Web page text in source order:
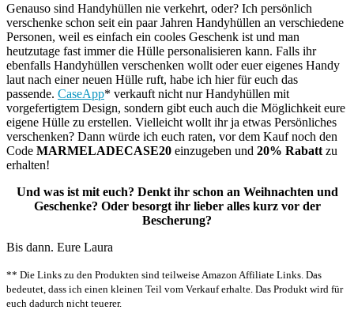
Genauso sind Handyhüllen nie verkehrt, oder? Ich persönlich
verschenke schon seit ein paar Jahren Handyhüllen an verschiedene
Personen, weil es einfach ein cooles Geschenk ist und man
heutzutage fast immer die Hülle personalisieren kann. Falls ihr
ebenfalls Handyhüllen verschenken wollt oder euer eigenes Handy
laut nach einer neuen Hülle ruft, habe ich hier für euch das
passende. CaseApp* verkauft nicht nur Handyhüllen mit
vorgefertigtem Design, sondern gibt euch auch die Möglichkeit eure
eigene Hülle zu erstellen. Vielleicht wollt ihr ja etwas Persönliches
verschenken? Dann würde ich euch raten, vor dem Kauf noch den
Code MARMELADECASE20 einzugeben und 20% Rabatt zu
erhalten!
Und was ist mit euch? Denkt ihr schon an Weihnachten und
Geschenke? Oder besorgt ihr lieber alles kurz vor der
Bescherung?
Bis dann. Eure Laura
** Die Links zu den Produkten sind teilweise Amazon Affiliate Links. Das
bedeutet, dass ich einen kleinen Teil vom Verkauf erhalte. Das Produkt wird für
euch dadurch nicht teuerer.